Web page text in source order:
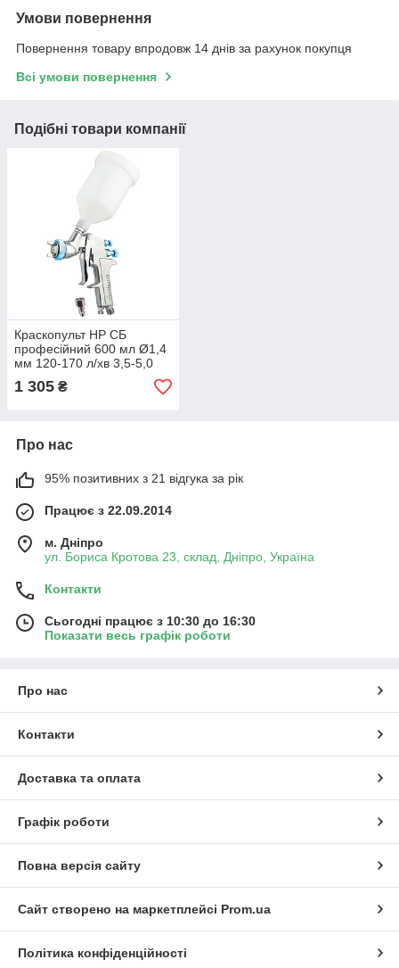
Умови повернення
Повернення товару впродовж 14 днів за рахунок покупця
Всі умови повернення
Подібні товари компанії
Краскопульт HP СБ
професійний 600 мл Ø1,4
мм 120-170 л/хв 3,5-5,0
бар MASTERTOOL 81-
8720
1 305 ₴
Про нас
95% позитивних з 21 відгука за рік
Працює з 22.09.2014
м. Дніпро
ул. Бориса Кротова 23, склад, Дніпро, Україна
Контакти
Сьогодні працює з 10:30 до 16:30
Показати весь графік роботи
Про нас
Контакти
Доставка та оплата
Графік роботи
Повна версія сайту
Сайт створено на маркетплейсі Prom.ua
Політика конфіденційності